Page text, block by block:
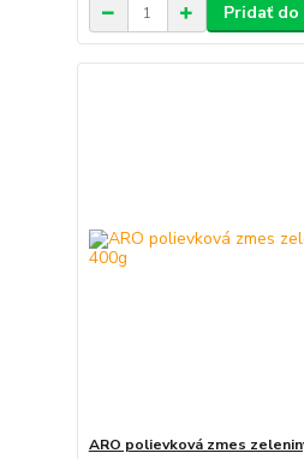
Pridať do
ARO polievková zmes